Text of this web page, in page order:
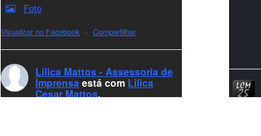
Foto
Visualizar no Facebook · Compartilhar
Lilica Mattos - Assessoria de
Imprensa está com Lilica
Cesar Mattos.